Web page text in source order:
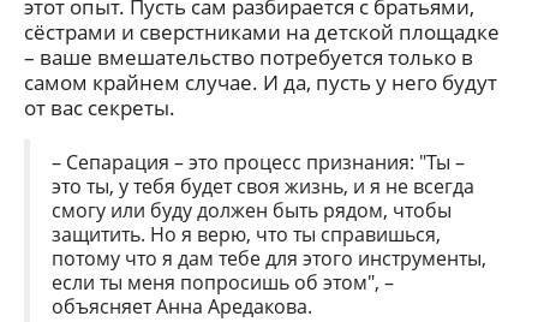
этот опыт. Пусть сам разбирается с братьями,
сёстрами и сверстниками на детской площадке
– ваше вмешательство потребуется только в
самом крайнем случае. И да, пусть у него будут
от вас секреты.
– Сепарация – это процесс признания: "Ты –
это ты, у тебя будет своя жизнь, и я не всегда
смогу или буду должен быть рядом, чтобы
защитить. Но я верю, что ты справишься,
потому что я дам тебе для этого инструменты,
если ты меня попросишь об этом", –
объясняет Анна Аредакова.